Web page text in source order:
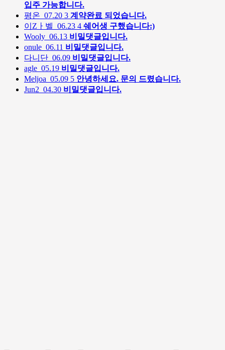
입주 가능합니다.
평온 07.20 3 계약완료 되었습니다.
이Zㅏ벨 06.23 4 쉐어생 구했습니다:)
Wooly 06.13 비밀댓글입니다.
onule 06.11 비밀댓글입니다.
다니단 06.09 비밀댓글입니다.
agle 05.19 비밀댓글입니다.
Meljoa 05.09 5 안녕하세요. 문의 드렸습니다.
Jun2 04.30 비밀댓글입니다.